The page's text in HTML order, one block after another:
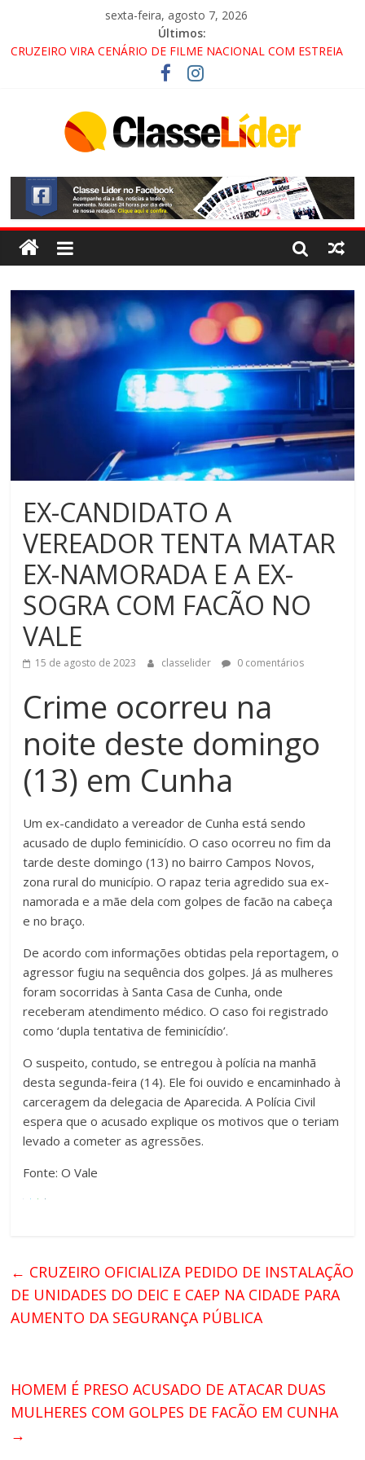
sexta-feira, agosto 7, 2026
Últimos:
CRUZEIRO VIRA CENÁRIO DE FILME NACIONAL COM ESTREIA
PROMOTOR DO GAECO
ACESSO À APARECIDA NA DUTRA SERÁ BLOQUEADO NO FIM
ALTERNATIVAS
LORENA, PINDAMONHANGABA E QUELUZ NA RETA FINAL
PELA FÁBRICA DA COCA-COLA!
EX-CANDIDATO A
VEREADOR TENTA MATAR
EX-NAMORADA E A EX-
SOGRA COM FACÃO NO
VALE
15 de agosto de 2023 classelider 0 comentários
Crime ocorreu na
noite deste domingo
(13) em Cunha
Um ex-candidato a vereador de Cunha está sendo
acusado de duplo feminicídio. O caso ocorreu no fim da
tarde deste domingo (13) no bairro Campos Novos,
zona rural do município. O rapaz teria agredido sua ex-
namorada e a mãe dela com golpes de facão na cabeça
e no braço.
De acordo com informações obtidas pela reportagem, o
agressor fugiu na sequência dos golpes. Já as mulheres
foram socorridas à Santa Casa de Cunha, onde
receberam atendimento médico. O caso foi registrado
como ‘dupla tentativa de feminicídio’.
O suspeito, contudo, se entregou à polícia na manhã
desta segunda-feira (14). Ele foi ouvido e encaminhado à
carceragem da delegacia de Aparecida. A Polícia Civil
espera que o acusado explique os motivos que o teriam
levado a cometer as agressões.
Fonte: O Vale
← CRUZEIRO OFICIALIZA PEDIDO DE INSTALAÇÃO
DE UNIDADES DO DEIC E CAEP NA CIDADE PARA
AUMENTO DA SEGURANÇA PÚBLICA
HOMEM É PRESO ACUSADO DE ATACAR DUAS
MULHERES COM GOLPES DE FACÃO EM CUNHA
→